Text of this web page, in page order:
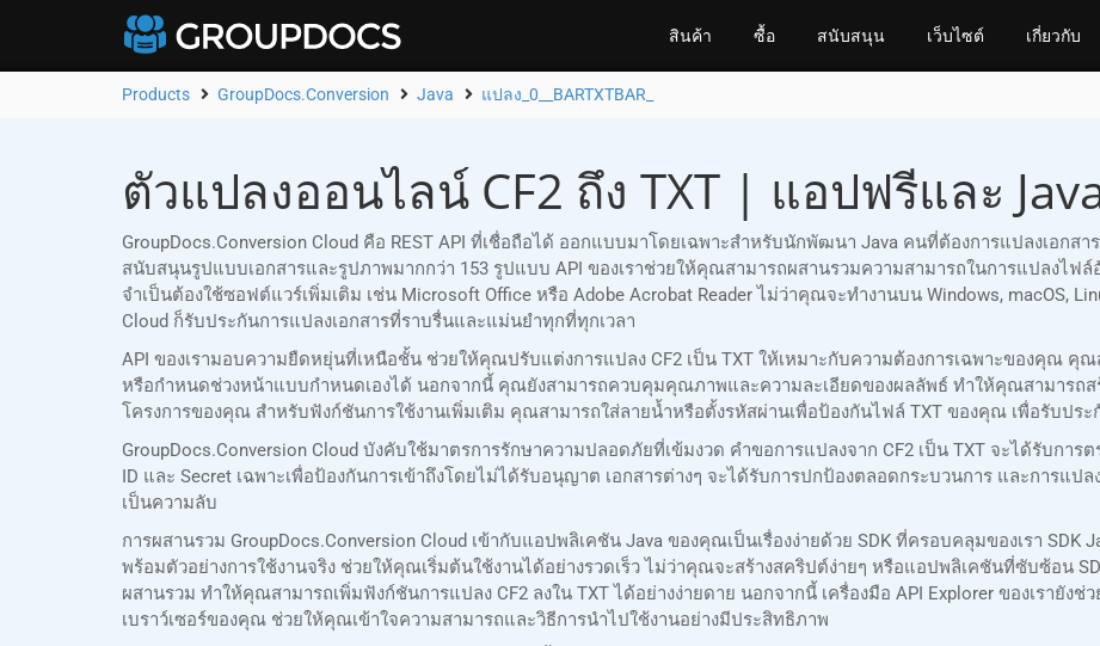
สินค้า ซื้อ สนับสนุน เว็บไซต์ เกี่ยวกับ
Products GroupDocs.Conversion Java แปลง_0__BARTXTBAR_
ตัวแปลงออนไลน์ CF2 ถึง TXT | แอปฟรีและ
GroupDocs.Conversion Cloud คือ REST API ที่เชื่อถือได้ ออกแบบมาโดยเฉพาะสำหรับนักพัฒนา Java คนที่ต้องการแปลงเอกสา
สนับสนุนรูปแบบเอกสารและรูปภาพมากกว่า 153 รูปแบบ API ของเราช่วยให้คุณสามารถผสานรวมความสามารถในการแปลงไ
จำเป็นต้องใช้ซอฟต์แวร์เพิ่มเติม เช่น Microsoft Office หรือ Adobe Acrobat Reader ไม่ว่าคุณจะทำงานบน Windows, macOS,
Cloud ก็รับประกันการแปลงเอกสารที่ราบรื่นและแม่นยำทุกที่ทุกเวลา
API ของเรามอบความยืดหยุ่นที่เหนือชั้น ช่วยให้คุณปรับแต่งการแปลง CF2 เป็น TXT ให้เหมาะกับความต้องการเฉพาะของคุณ คุณ
หรือกำหนดช่วงหน้าแบบกำหนดเองได้ นอกจากนี้ คุณยังสามารถควบคุมคุณภาพและความละเอียดของผลลัพธ์ ทำให้คุณสามารถ
โครงการของคุณ สำหรับฟังก์ชันการใช้งานเพิ่มเติม คุณสามารถใส่ลายน้ำหรือตั้งรหัสผ่านเพื่อป้องกันไฟล์ TXT ของคุณ เพื่อรับปร
GroupDocs.Conversion Cloud บังคับใช้มาตรการรักษาความปลอดภัยที่เข้มงวด คำขอการแปลงจาก CF2 เป็น TXT จะได้รับกา
ID และ Secret เฉพาะเพื่อป้องกันการเข้าถึงโดยไม่ได้รับอนุญาต เอกสารต่างๆ จะได้รับการปกป้องตลอดกระบวนการ และการแ
เป็นความลับ
การผสานรวม GroupDocs.Conversion Cloud เข้ากับแอปพลิเคชัน Java ของคุณเป็นเรื่องง่ายด้วย SDK ที่ครอบคลุมของเรา SDK
พร้อมตัวอย่างการใช้งานจริง ช่วยให้คุณเริ่มต้นใช้งานได้อย่างรวดเร็ว ไม่ว่าคุณจะสร้างสคริปต์ง่ายๆ หรือแอปพลิเคชันที่ซับซ้อน
ผสานรวม ทำให้คุณสามารถเพิ่มฟังก์ชันการแปลง CF2 ลงใน TXT ได้อย่างง่ายดาย นอกจากนี้ เครื่องมือ API Explorer ของเรายั
เบราว์เซอร์ของคุณ ช่วยให้คุณเข้าใจความสามารถและวิธีการนำไปใช้งานอย่างมีประสิทธิภาพ